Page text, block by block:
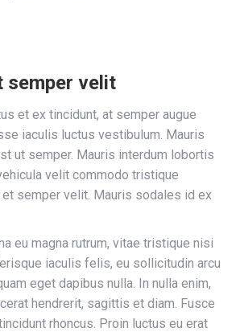
semper velit
et ex tincidunt, at semper augue
iaculis luctus vestibulum. Mauris
ut semper. Mauris interdum lobortis
velit commodo tristique
semper velit. Mauris sodales id ex
eu magna rutrum, vitae tristique nisi
iaculis felis, eu sollicitudin arcu
eget dapibus nulla. In nulla enim,
hendrerit, sagittis et diam. Fusce
rhoncus. Proin luctus eu erat